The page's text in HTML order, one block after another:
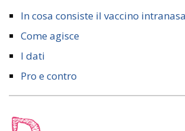
In cosa consiste il vaccino
Come agisce
I dati
Pro e contro